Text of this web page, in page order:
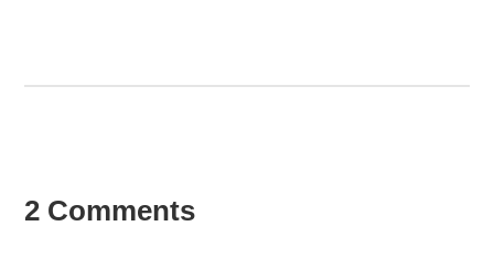
2 Comments